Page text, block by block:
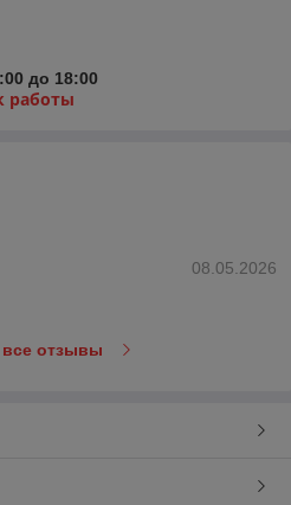
до 18:00
работы
08.05.2026
все отзывы